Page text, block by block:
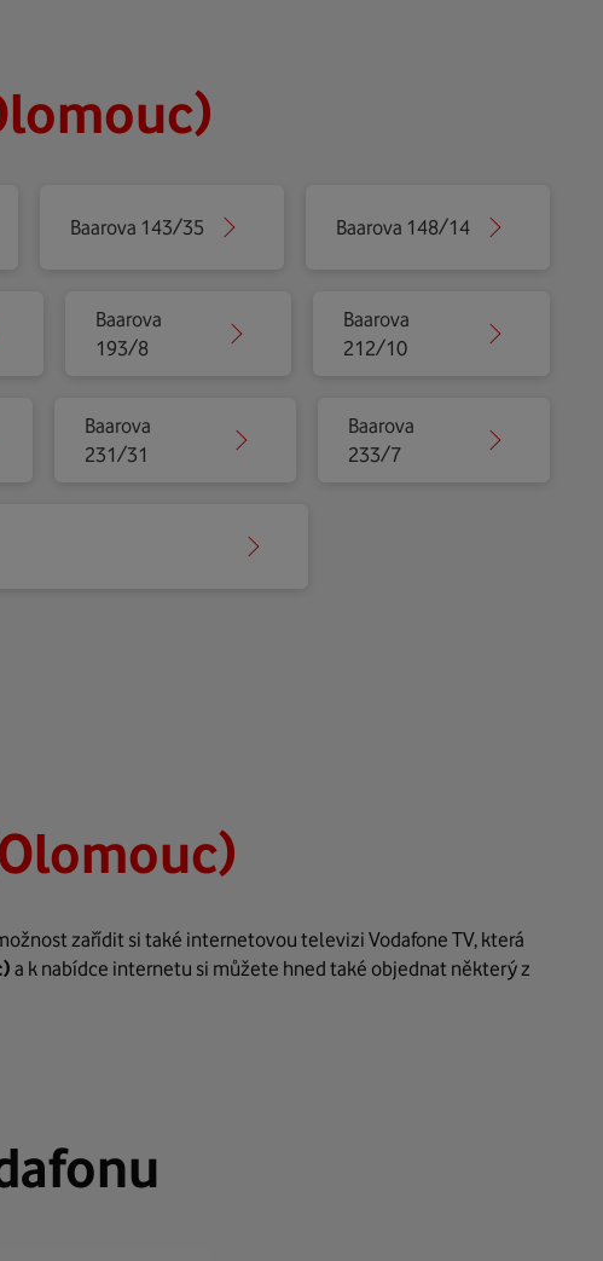
Baarova 143/35 Baarova 148/14
Baarova
193/8
Baarova
212/10
Baarova
231/31
Baarova
233/7
zařídit si také internetovou televizi Vodafone TV, která
a k nabídce internetu si můžete hned také objednat některý z